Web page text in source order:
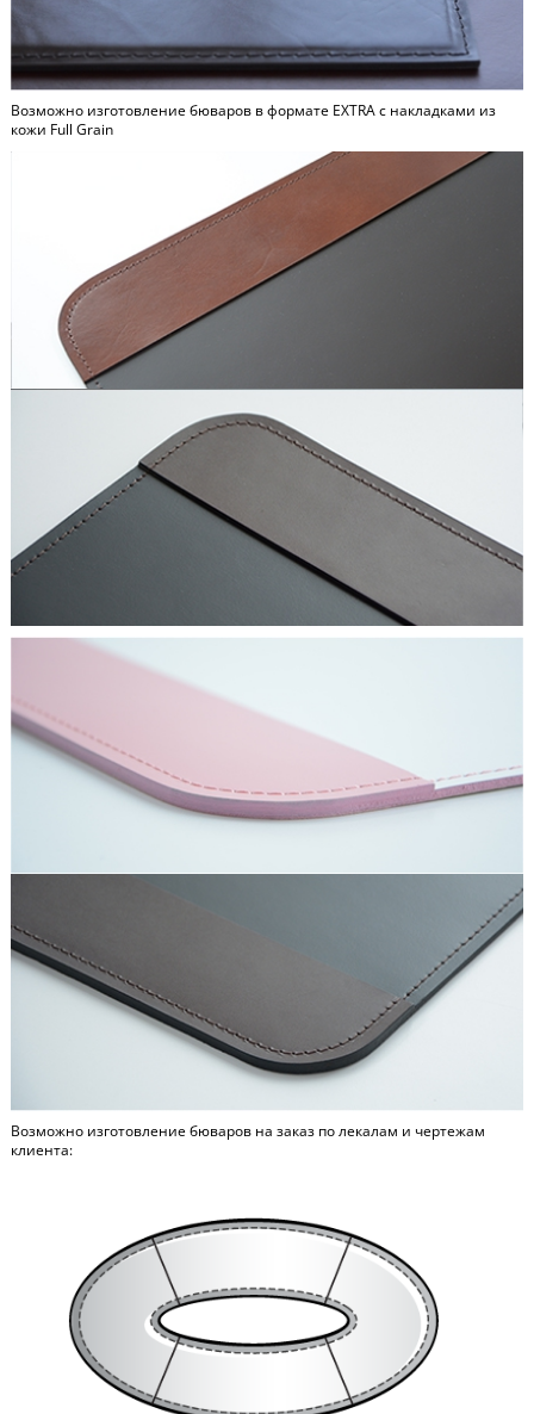
Возможно изготовление бюваров в формате EXTRAc накладками из
кожи Full Grain
Возможно изготовление бюваров на заказ по лекалам и чертежам
клиента: